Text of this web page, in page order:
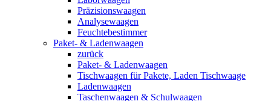
Präzisionswaagen
Analysewaagen
Feuchtebestimmer
Paket- & Ladenwaagen
zurück
Paket- & Ladenwaagen
Tischwaagen für Pakete, Laden Tischwaage
Ladenwaagen
Taschenwaagen & Schulwaagen